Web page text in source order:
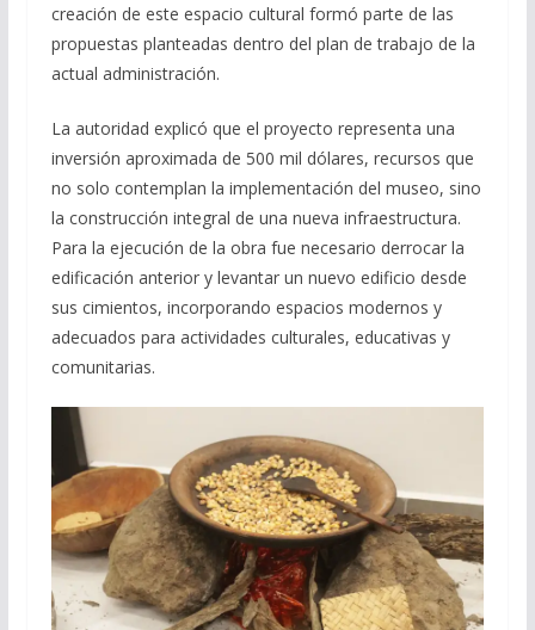
creación de este espacio cultural formó parte de las
propuestas planteadas dentro del plan de trabajo de la
actual administración.
La autoridad explicó que el proyecto representa una
inversión aproximada de 500 mil dólares, recursos que
no solo contemplan la implementación del museo, sino
la construcción integral de una nueva infraestructura.
Para la ejecución de la obra fue necesario derrocar la
edificación anterior y levantar un nuevo edificio desde
sus cimientos, incorporando espacios modernos y
adecuados para actividades culturales, educativas y
comunitarias.